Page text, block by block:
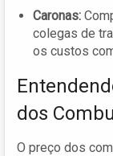
Caronas:
colegas de
os custos
dos
O preço dos